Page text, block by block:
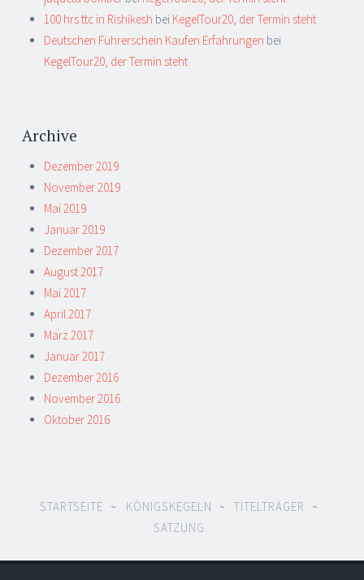
100 hrs ttc in Rishikesh bei KegelTour20, der Termin steht
Deutschen Führerschein Kaufen Erfahrungen bei
KegelTour20, der Termin steht
Archive
Dezember 2019
November 2019
Mai 2019
Januar 2019
Dezember 2017
August 2017
Mai 2017
April 2017
März 2017
Januar 2017
Dezember 2016
November 2016
Oktober 2016
STARTSEITE KÖNIGSKEGELN
TITELTRÄGER
SATZUNG